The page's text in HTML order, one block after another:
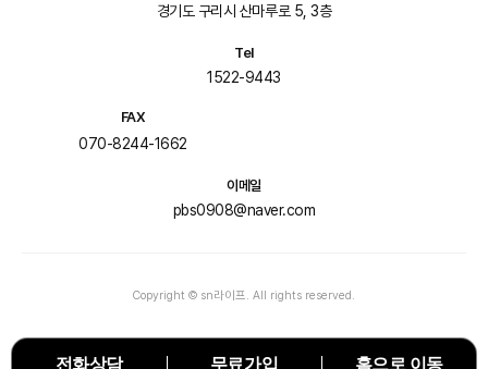
전화상담 무료가입 홈으로 이동
경기도 구리시 산마루로 5, 3층
Tel
1522-9443
FAX
070-8244-1662
이메일
pbs0908@naver.com
Copyright © sn라이프. All rights reserved.